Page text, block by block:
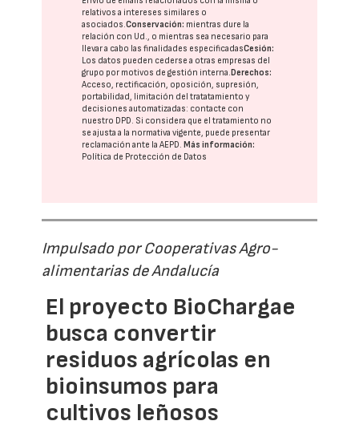
relativos a intereses similares o
asociados.Conservación: mientras dure la
relación con Ud., o mientras sea necesario para
llevar a cabo las finalidades especificadasCesión:
Los datos pueden cederse a otras empresas del
grupo por motivos de gestión interna. Derechos:
Acceso, rectificación, oposición, supresión,
portabilidad, limitación del tratatamiento y
decisiones automatizadas: contacte con
nuestro DPD. Si considera que el tratamiento no
se ajusta a la normativa vigente, puede presentar
reclamación ante laAEPD. Más información:
Política de Protección de Datos
Impulsado por Cooperativas Agro-
alimentarias de Andalucía
El proyecto BioChargae
busca convertir
residuos agrícolas en
bioinsumos para
cultivos leñosos